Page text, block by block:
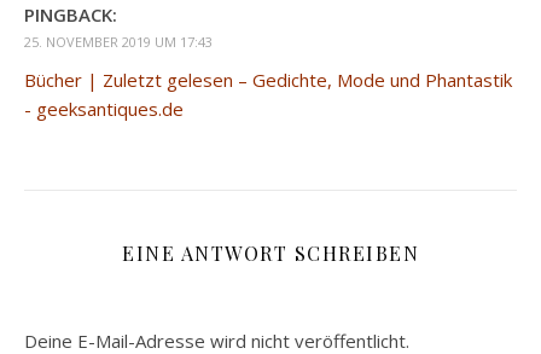
PINGBACK:
25. NOVEMBER 2019 UM 17:43
Bücher | Zuletzt gelesen – Gedichte, Mode und Phantastik
- geeksantiques.de
EINE ANTWORT SCHREIBEN
Deine E-Mail-Adresse wird nicht veröffentlicht.